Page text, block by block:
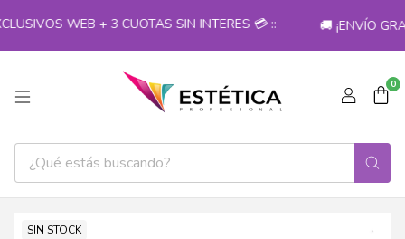
WEB + 3 CUOTAS SIN INTERES 💳 :: 🚚 ¡ENVÍO
0
SIN STOCK